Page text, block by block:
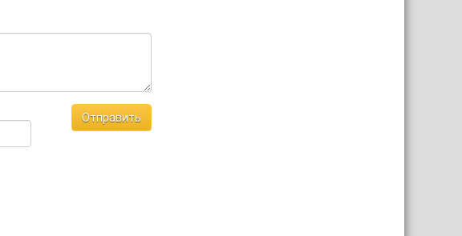
Отправить